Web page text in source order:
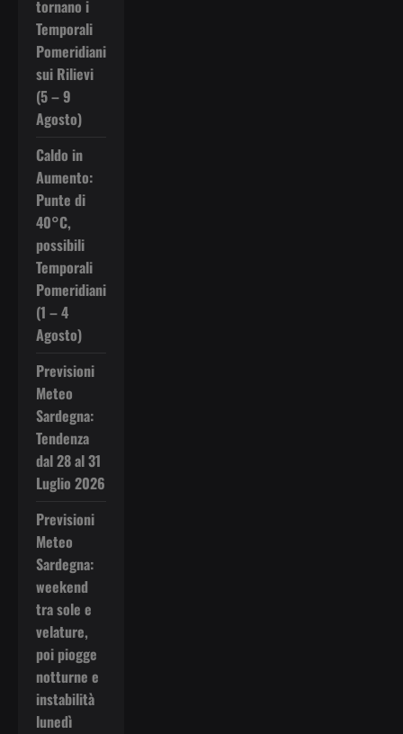
tornano i
Temporali
Pomeridiani
sui Rilievi
(5 – 9
Agosto)
Caldo in
Aumento:
Punte di
40°C,
possibili
Temporali
Pomeridiani
(1 – 4
Agosto)
Previsioni
Meteo
Sardegna:
Tendenza
dal 28 al 31
Luglio 2026
Previsioni
Meteo
Sardegna:
weekend
tra sole e
velature,
poi piogge
notturne e
instabilità
lunedì